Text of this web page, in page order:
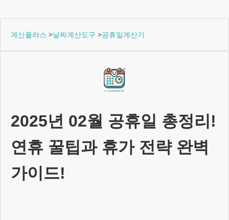
계산플러스 >날짜계산도구 >공휴일계산기
2025년 02월 공휴일 총정리!
연휴 꿀팁과 휴가 전략 완벽
가이드!